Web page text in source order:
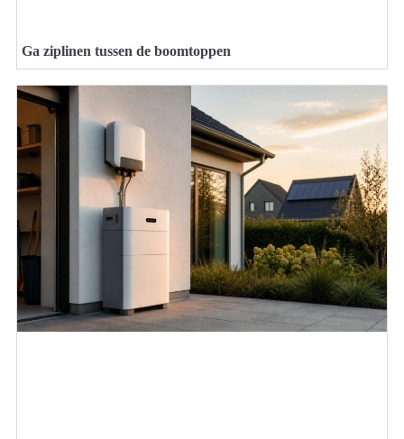
Ga ziplinen tussen de boomtoppen